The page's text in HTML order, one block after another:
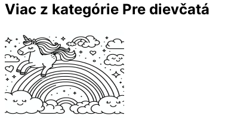
Viac z kategórie Pre dievčatá